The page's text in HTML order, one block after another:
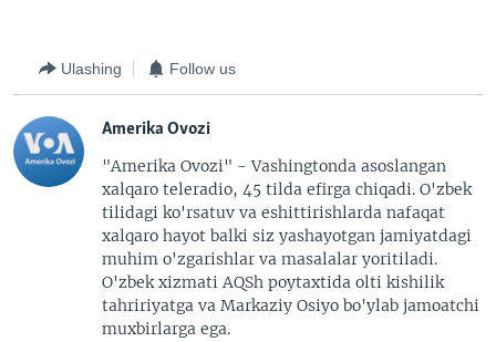
Ulashing Follow us
Amerika Ovozi
"Amerika Ovozi" - Vashingtonda asoslangan
xalqaro teleradio, 45 tilda efirga chiqadi. O'zbek
tilidagi ko'rsatuv va eshittirishlarda nafaqat
xalqaro hayot balki siz yashayotgan jamiyatdagi
muhim o'zgarishlar va masalalar yoritiladi.
O'zbek xizmati AQSh poytaxtida olti kishilik
tahririyatga va Markaziy Osiyo bo'ylab jamoatchi
muxbirlarga ega.